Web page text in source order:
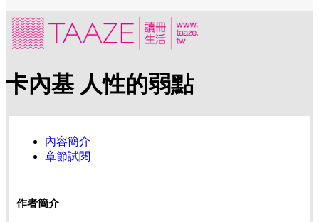
卡內基 人性的弱點
內容簡介
章節試閱
作者簡介